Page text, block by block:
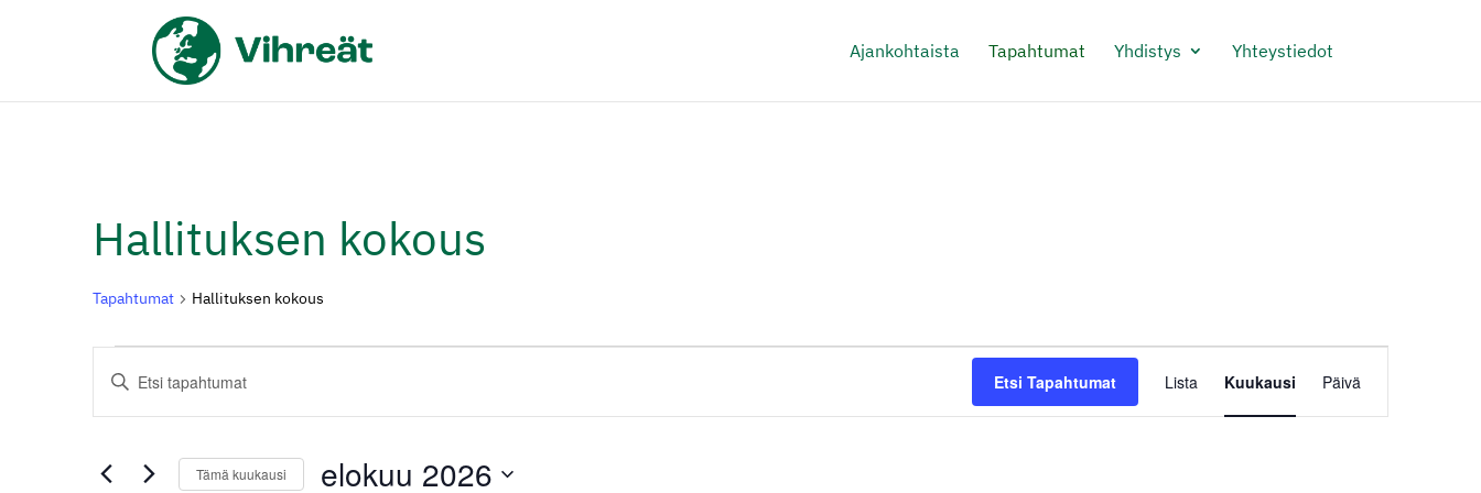
Ajankohtaista Tapahtumat Yhdistys Yhteystiedot
Hallituksen kokous
Tapahtumat Hallituksen kokous
Etsi
aja
Näkymät
Syötä
Tapahtumat
hakusanalla.
Etsi Tapahtumat
Views
Navigation
Lista Kuukausi Päivä
Tämä kuukausi elokuu 2026